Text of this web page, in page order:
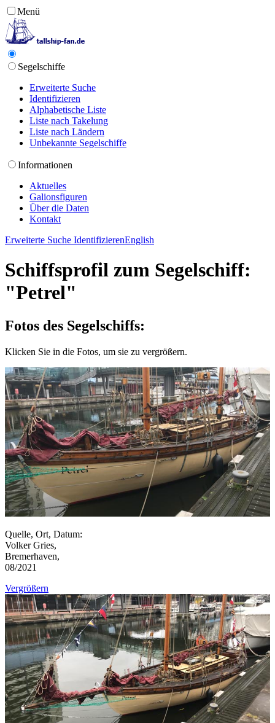
Menü
Segelschiffe
Erweiterte Suche
Identifizieren
Alphabetische Liste
Liste nach Takelung
Liste nach Ländern
Unbekannte Segelschiffe
Informationen
Aktuelles
Galionsfiguren
Über die Daten
Kontakt
Erweiterte Suche IdentifizierenEnglish
Schiffsprofil zum Segelschiff:
"Petrel"
Fotos des Segelschiffs:
Klicken Sie in die Fotos, um sie zu vergrößern.
Quelle, Ort, Datum:
Volker Gries,
Bremerhaven,
08/2021
Vergrößern